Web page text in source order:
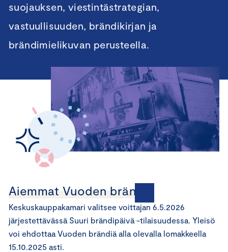
suojauksen, viestintästrategian,
vastuullisuuden, brändikirjan ja
brändimielikuvan perusteella.
Aiemmat Vuoden brändit:
Keskuskauppakamari valitsee voittajan 6.5.2026
järjestettävässä Suuri brändipäivä -tilaisuudessa. Yleisö
voi ehdottaa Vuoden brändiä alla olevalla lomakkeella
15.10.2025 asti.